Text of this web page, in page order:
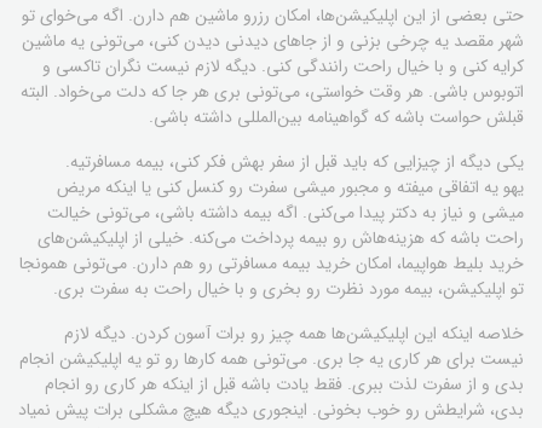
حتی بعضی از این اپلیکیشن‌ها، امکان رزرو ماشین هم دارن. اگه می‌خوای تو
شهر مقصد یه چرخی بزنی و از جاهای دیدنی دیدن کنی، می‌تونی یه ماشین
کرایه کنی و با خیال راحت رانندگی کنی. دیگه لازم نیست نگران تاکسی و
اتوبوس باشی. هر وقت خواستی، می‌تونی بری هر جا که دلت می‌خواد. البته
قبلش حواست باشه که گواهینامه بین‌المللی داشته باشی.
یکی دیگه از چیزایی که باید قبل از سفر بهش فکر کنی، بیمه مسافرتیه.
یهو یه اتفاقی میفته و مجبور میشی سفرت رو کنسل کنی یا اینکه مریض
میشی و نیاز به دکتر پیدا می‌کنی. اگه بیمه داشته باشی، می‌تونی خیالت
راحت باشه که هزینه‌هاش رو بیمه پرداخت می‌کنه. خیلی از اپلیکیشن‌های
خرید بلیط هواپیما، امکان خرید بیمه مسافرتی رو هم دارن. می‌تونی همونجا
تو اپلیکیشن، بیمه مورد نظرت رو بخری و با خیال راحت به سفرت بری.
خلاصه اینکه این اپلیکیشن‌ها همه چیز رو برات آسون کردن. دیگه لازم
نیست برای هر کاری یه جا بری. می‌تونی همه کارها رو تو یه اپلیکیشن انجام
بدی و از سفرت لذت ببری. فقط یادت باشه قبل از اینکه هر کاری رو انجام
بدی، شرایطش رو خوب بخونی. اینجوری دیگه هیچ مشکلی برات پیش نمیاد